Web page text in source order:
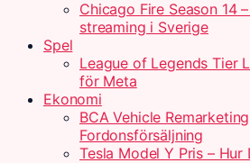
Chicago Fire Season 14
streaming i Sverige
Spel
League of Legends Tier
för Meta
Ekonomi
BCA Vehicle
Fordonsförsäljning
Tesla Model Y Pris –